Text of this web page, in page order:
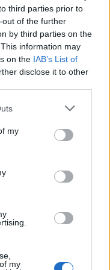
third parties prior to
of the further
by third parties on the
information may
on the IAB’s List of
disclose it to other
my
my
od kilku
hormonalne
się składa, że
miesiączka. Czy
dla rodziny i
profilaktycznie
i brałam też
okresu od
u ginekologa
dla rodziny i